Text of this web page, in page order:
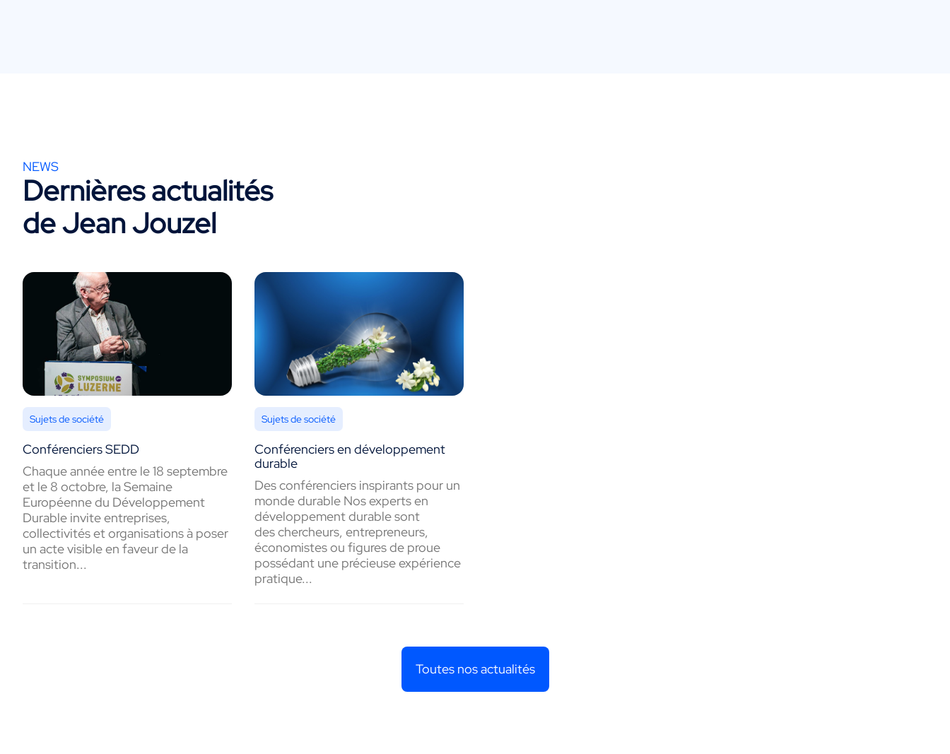
NEWS
Dernières actualités
de Jean Jouzel
Sujets de société
Conférenciers SEDD
Chaque année entre le 18 septembre
et le 8 octobre, la Semaine
Européenne du Développement
Durable invite entreprises,
collectivités et organisations à poser
un acte visible en faveur de la
transition...
Sujets de société
Conférenciers en développement
durable
Des conférenciers inspirants pour un
monde durable Nos experts en
développement durable sont
des chercheurs, entrepreneurs,
économistes ou figures de proue
possédant une précieuse expérience
pratique...
Toutes nos actualités